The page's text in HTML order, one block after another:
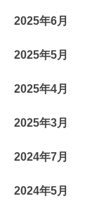
2025年6月
2025年5月
2025年4月
2025年3月
2024年7月
2024年5月